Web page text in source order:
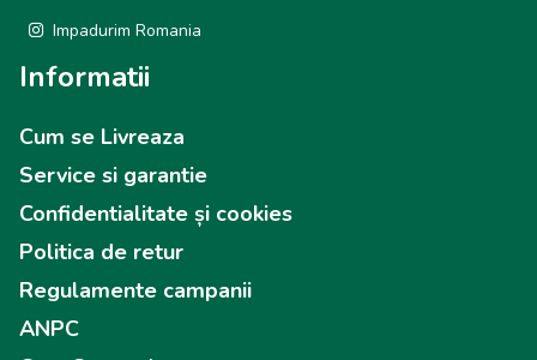
Impadurim Romania
Informatii
Cum se Livreaza
Service si garantie
Confidentialitate și cookies
Politica de retur
Regulamente campanii
ANPC